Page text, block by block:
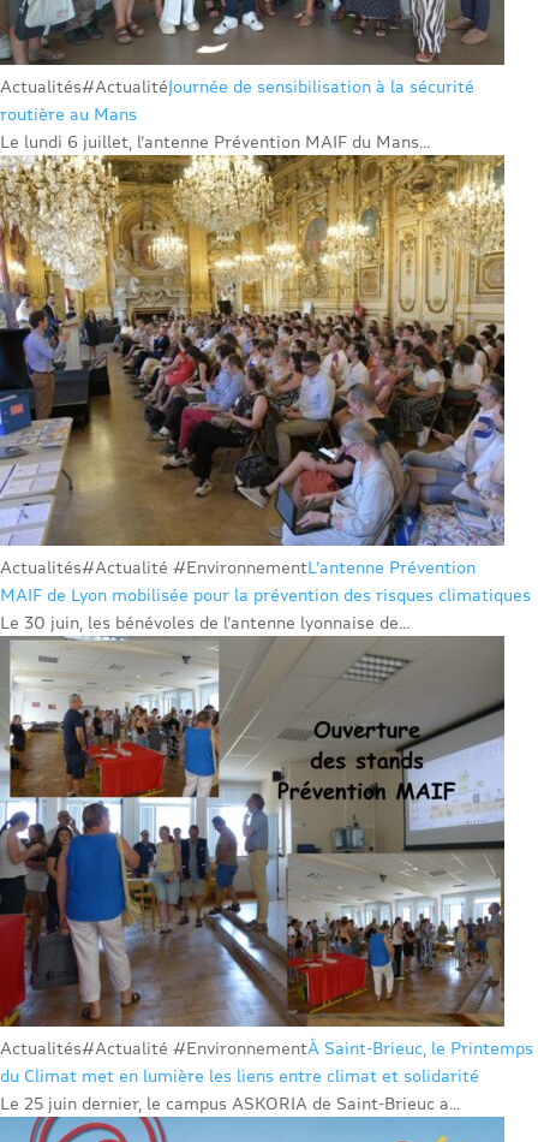
Actualités#ActualitéJournée de sensibilisation à la sécurité
routière au Mans
Le lundi 6 juillet, l’antenne Prévention MAIF du Mans...
Actualités#Actualité #EnvironnementL’antenne Prévention
MAIF de Lyon mobilisée pour la prévention des risques climatiques
Le 30 juin, les bénévoles de l’antenne lyonnaise de...
Actualités#Actualité #EnvironnementÀ Saint-Brieuc, le Printemps
du Climat met en lumière les liens entre climat et solidarité
Le 25 juin dernier, le campus ASKORIA de Saint-Brieuc a...